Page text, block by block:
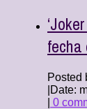
fecha
Posted
Date:
0